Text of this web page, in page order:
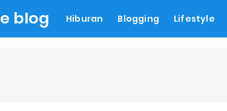
blog Hiburan Blogging Lifestyle